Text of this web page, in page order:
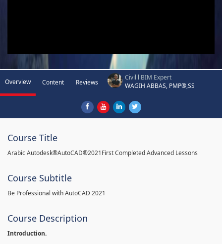
Overview Content Reviews
Civil l BIM Expert
WAGIH ABBAS, PMP®,SS
Course Title
Arabic Autodesk®AutoCAD®2021First Completed Advanced Lessons
Course Subtitle
Be Professional with AutoCAD 2021
Course Description
Introduction.